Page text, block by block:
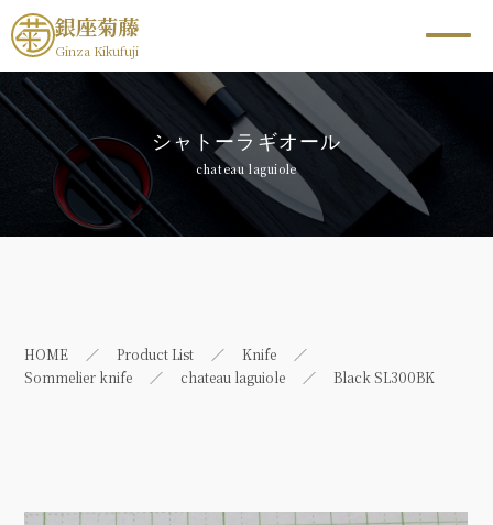
銀座菊藤
Ginza Kikufuji
シャトーラギオール
chateau laguiole
HOME Product List
Knife
Sommelier knife
chateau laguiole Black SL300BK